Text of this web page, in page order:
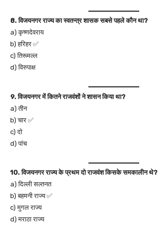
8. विजयनगर राज्य का स्वतन्त्र शासक सबसे पहले कौन था?
a) कृष्णदेवराय
b) हरिहर ✅
c) तिरूमल्ल
d) विरुपाक्ष
9. विजयनगर में कितने राजवंशों ने शासन किया था?
a) तीन
b) चार ✅
c) दो
d) पांच
10. विजयनगर राज्य के प्रथम दो राजवंश किसके समकालीन थे?
a) दिल्ली सल्तनत
b) बहमनी राज्य ✅
c) मुगल राज्य
d) मराठा राज्य